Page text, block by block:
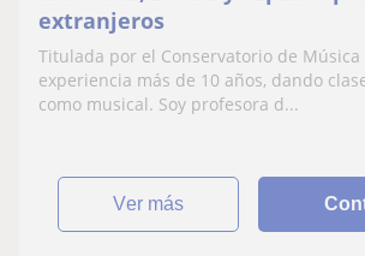
extranjeros
Titulada por el Conservatorio de Música
experiencia más de 10 años, dando
como musical. Soy profesora d...
ver más